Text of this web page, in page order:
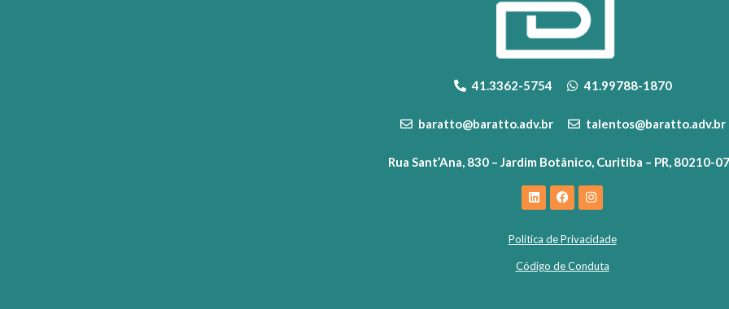
41.3362-5754 41.99788-1870
baratto@baratto.adv.br talentos@baratto.adv.br
Rua Sant’Ana, 830 – Jardim Botânico, Curitiba – PR, 80210-
Política de Privacidade
Código de Conduta